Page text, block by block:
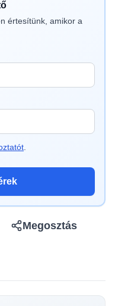
értesítünk, amikor a
Megosztás